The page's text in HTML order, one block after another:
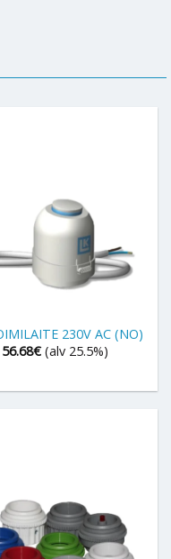
230V AC (NO)
56.68€ (alv 25.5%)